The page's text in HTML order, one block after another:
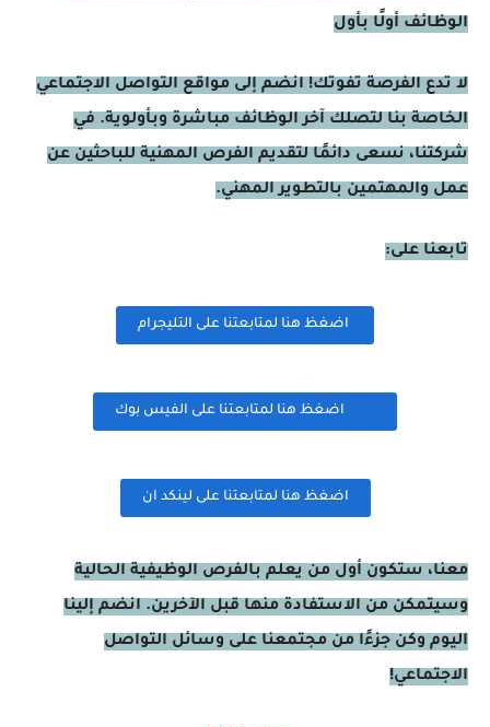
الوظائف أولًا بأول
لا تدع الفرصة تفوتك! انضم إلى مواقع التواصل الاجتماعي
الخاصة بنا لتصلك آخر الوظائف مباشرة وبأولوية. في
شركتنا، نسعى دائمًا لتقديم الفرص المهنية للباحثين عن
عمل والمهتمين بالتطوير المهني.
تابعنا على:
اضغظ هنا لمتابعتنا على التليجرام
اضغظ هنا لمتابعتنا على الفيس بوك
اضغظ هنا لمتابعتنا على لينكد ان
معنا، ستكون أول من يعلم بالفرص الوظيفية الحالية
وسيتمكن من الاستفادة منها قبل الآخرين. انضم إلينا
اليوم وكن جزءًا من مجتمعنا على وسائل التواصل
الاجتماعي!